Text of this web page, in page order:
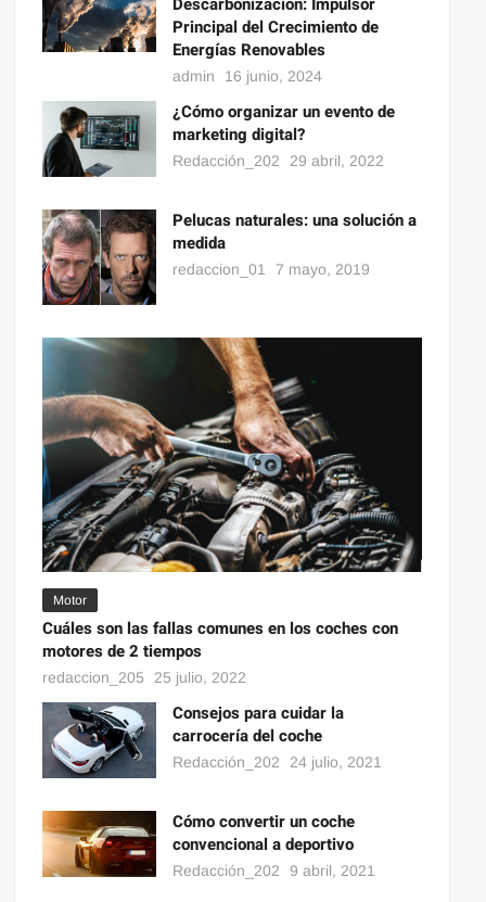
Principal del Crecimiento de
Energías Renovables
admin 16 junio, 2024
¿Cómo organizar un evento de
marketing digital?
Redacción_202 29 abril, 2022
Pelucas naturales: una solución a
medida
redaccion_01 7 mayo, 2019
Motor
Cuáles son las fallas comunes en los coches con
motores de 2 tiempos
redaccion_205 25 julio, 2022
Consejos para cuidar la
carrocería del coche
Redacción_202 24 julio, 2021
Cómo convertir un coche
convencional a deportivo
Redacción_202 9 abril, 2021